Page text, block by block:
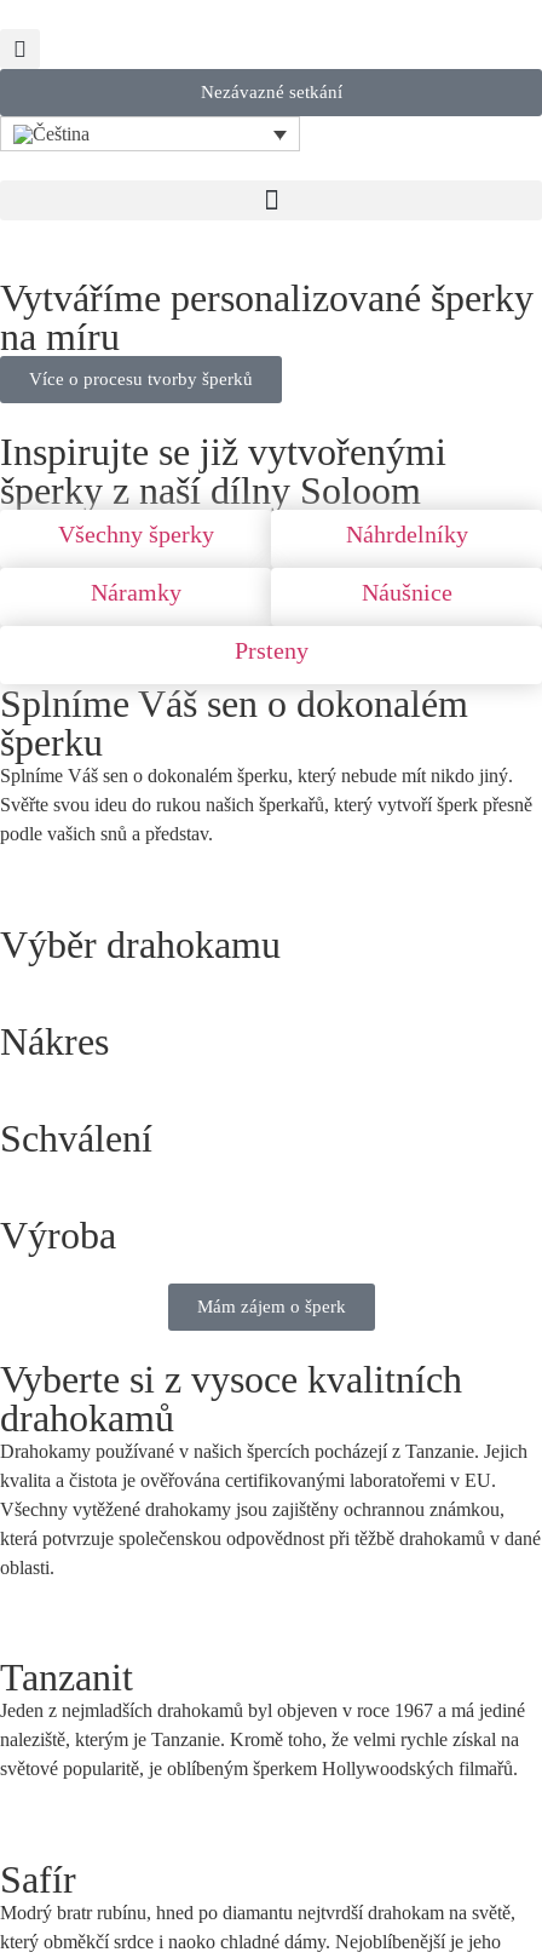
Nezávazné setkání
Vytváříme personalizované šperky
na míru
Více o procesu tvorby šperků
Inspirujte se již vytvořenými
šperky z naší dílny Soloom
Všechny šperky Náhrdelníky
Náramky Náušnice
Prsteny
Splníme Váš sen o dokonalém
šperku
Splníme Váš sen o dokonalém šperku, který nebude mít nikdo jiný.
Svěřte svou ideu do rukou našich šperkařů, který vytvoří šperk přesně
podle vašich snů a představ.
Výběr drahokamu
Nákres
Schválení
Výroba
Mám zájem o šperk
Vyberte si z vysoce kvalitních
drahokamů
Drahokamy používané v našich špercích pocházejí z Tanzanie. Jejich
kvalita a čistota je ověřována certifikovanými laboratořemi v EU.
Všechny vytěžené drahokamy jsou zajištěny ochrannou známkou,
která potvrzuje společenskou odpovědnost při těžbě drahokamů v dané
oblasti.
Tanzanit
Jeden z nejmladších drahokamů byl objeven v roce 1967 a má jediné
naleziště, kterým je Tanzanie. Kromě toho, že velmi rychle získal na
světové popularitě, je oblíbeným šperkem Hollywoodských filmařů.
Safír
Modrý bratr rubínu, hned po diamantu nejtvrdší drahokam na světě,
který obměkčí srdce i naoko chladné dámy. Nejoblíbenější je jeho